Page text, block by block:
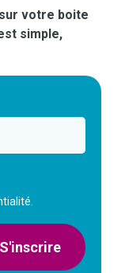
votre boite
simple,
S'inscrire